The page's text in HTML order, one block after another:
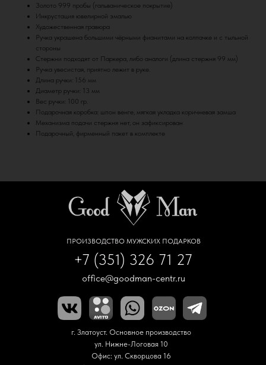
Золото 999 пробы (гальваническое покрытие)
Инкрустация ювелирной эмалью
Художественная гравюра
Ручка украшена большими чёрными фианитами на колпачке и с тыльной
стороны
Стержни подходят от Паркера, либо аналоги (длина стержня 99 мм)
Ручка увесистая, приятно лежит в руке.
Длина ручки: 156 мм
Диаметр ручки: 13 мм
Вес ручки: 100 гр.
Подарочная коробка: шпон венге, мягкая укладка коричневая замша
Механизма подачи стержня нет, он зафиксирован
Подарочный, фирменный пакет в комплекте
ПРОИЗВОДСТВО МУЖСКИХ ПОДАРКОВ
г. Златоуст. Основное производство
ул. Нижне-Логовая 10
Офис: ул. Скворцова 16
+7 (351) 326 71 27
office@goodman-centr.ru